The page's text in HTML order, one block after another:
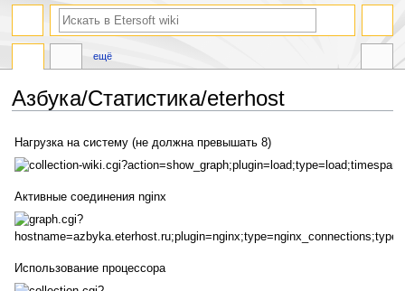
Азбука/Статистика/eterhost
навигации
поиску
Нагрузка на систему (не должна превышать 8)
Активные соединения nginx
Использование процессора
ещё